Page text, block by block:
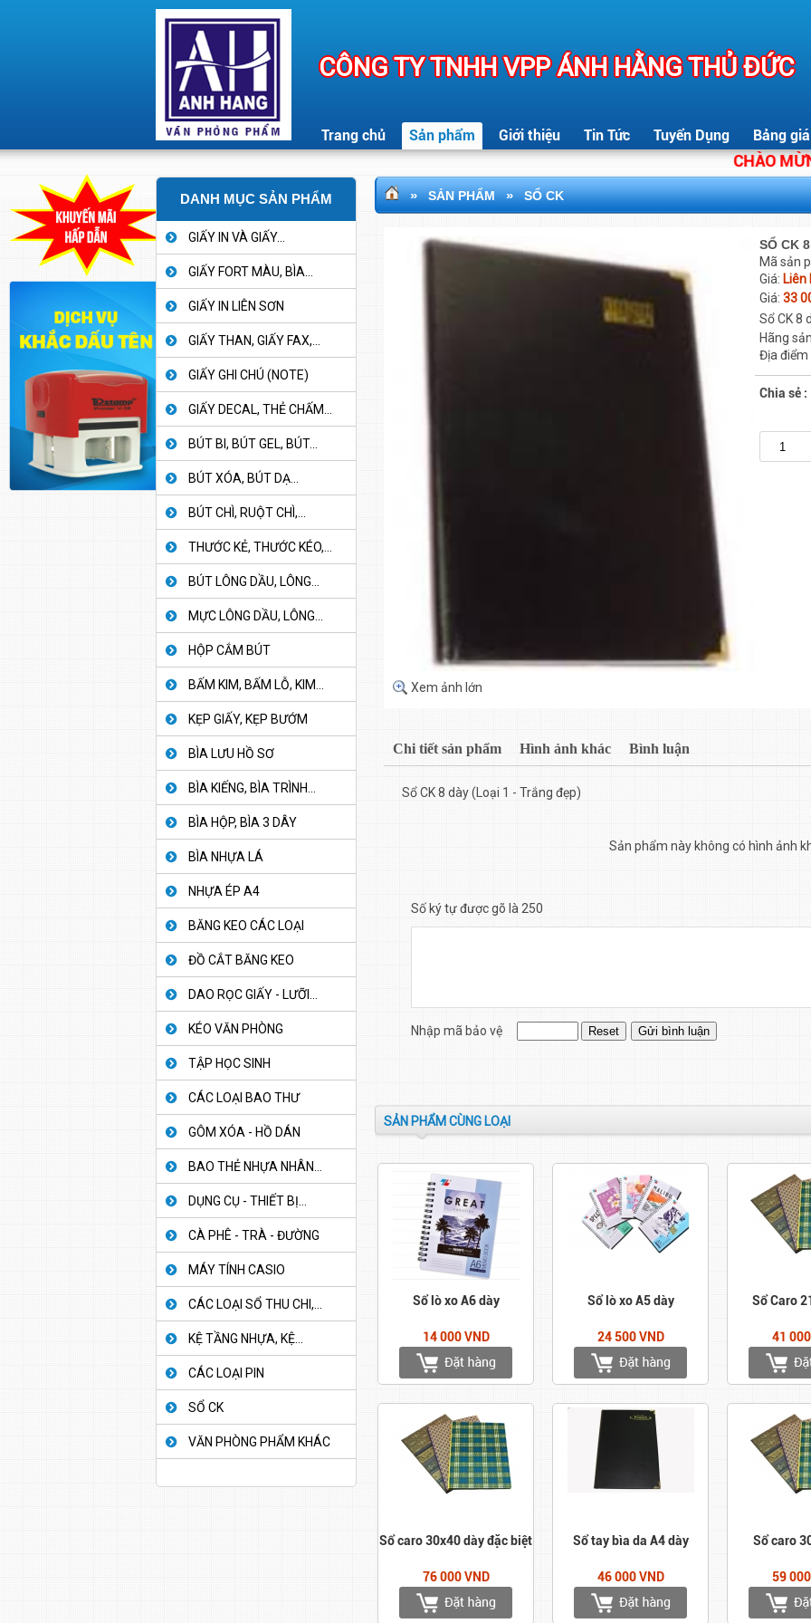
CÔNG TY TNHH VPP ÁNH HẰNG THỦ ĐỨC
Trang chủ Sản phẩm Giới thiệu Tin Tức Tuyển Dụng Bảng giá
CHÀO MỪNG
DANH MỤC SẢN PHẨM
GIẤY IN VÀ GIẤY...
GIẤY FORT MÀU, BÌA...
GIẤY IN LIÊN SƠN
GIẤY THAN, GIẤY FAX,...
GIẤY GHI CHÚ (NOTE)
GIẤY DECAL, THẺ CHẤM...
BÚT BI, BÚT GEL, BÚT...
BÚT XÓA, BÚT DẠ...
BÚT CHÌ, RUỘT CHÌ,...
THƯỚC KẺ, THƯỚC KÉO,...
BÚT LÔNG DẦU, LÔNG...
MỰC LÔNG DẦU, LÔNG...
HỘP CẮM BÚT
BẤM KIM, BẤM LỖ, KIM...
KẸP GIẤY, KẸP BƯỚM
BÌA LƯU HỒ SƠ
BÌA KIẾNG, BÌA TRÌNH...
BÌA HỘP, BÌA 3 DÂY
BÌA NHỰA LÁ
NHỰA ÉP A4
BĂNG KEO CÁC LOẠI
ĐỒ CẮT BĂNG KEO
DAO RỌC GIẤY - LƯỠI...
KÉO VĂN PHÒNG
TẬP HỌC SINH
CÁC LOẠI BAO THƯ
GÔM XÓA - HỒ DÁN
BAO THẺ NHỰA NHÂN...
DỤNG CỤ - THIẾT BỊ...
CÀ PHÊ - TRÀ - ĐƯỜNG
MÁY TÍNH CASIO
CÁC LOẠI SỔ THU CHI,...
KỆ TẦNG NHỰA, KỆ...
CÁC LOẠI PIN
SỔ CK
VĂN PHÒNG PHẨM KHÁC
» SẢN PHẨM » SỔ CK
Xem ảnh lớn
SỔ CK
Mã sản
Giá: Liên
Giá: 33
Sổ CK 8
Hãng
Địa điểm
Chia sẻ :
Chi tiết sản phẩm Hình ảnh khác Bình luận
Sổ CK 8 dày (Loại 1 - Trắng đẹp)
Sản phẩm này không có hình ảnh
Số ký tự được gõ là 250
Nhập mã bảo vệ
SẢN PHẨM CÙNG LOẠI
Sổ lò xo A6 dày
14 000 VND
Sổ lò xo A5 dày
24 500 VND
Sổ Caro
41
Sổ caro 30x40 dày đặc biệt
76 000 VND
Sổ tay bìa da A4 dày
46 000 VND
Sổ caro
59